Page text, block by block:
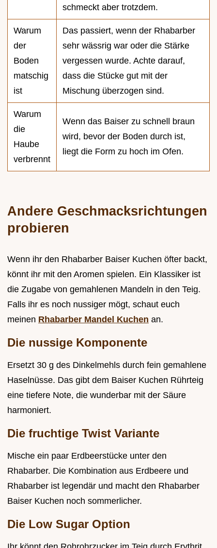
schmeckt aber trotzdem.
Warum
der
Boden
matschig
ist
Das passiert, wenn der Rhabarber
sehr wässrig war oder die Stärke
vergessen wurde. Achte darauf,
dass die Stücke gut mit der
Mischung überzogen sind.
Warum
die
Haube
verbrennt
Wenn das Baiser zu schnell braun
wird, bevor der Boden durch ist,
liegt die Form zu hoch im Ofen.
Andere Geschmacksrichtungen
probieren
Wenn ihr den Rhabarber Baiser Kuchen öfter backt,
könnt ihr mit den Aromen spielen. Ein Klassiker ist
die Zugabe von gemahlenen Mandeln in den Teig.
Falls ihr es noch nussiger mögt, schaut euch
meinen Rhabarber Mandel Kuchen an.
Die nussige Komponente
Ersetzt 30 g des Dinkelmehls durch fein gemahlene
Haselnüsse. Das gibt dem Baiser Kuchen Rührteig
eine tiefere Note, die wunderbar mit der Säure
harmoniert.
Die fruchtige Twist Variante
Mische ein paar Erdbeerstücke unter den
Rhabarber. Die Kombination aus Erdbeere und
Rhabarber ist legendär und macht den Rhabarber
Baiser Kuchen noch sommerlicher.
Die Low Sugar Option